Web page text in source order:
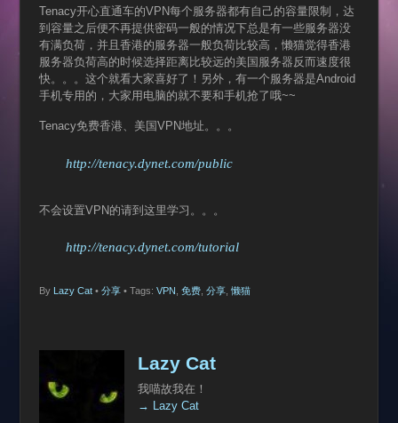
Tenacy开心直通车的VPN每个服务器都有自己的容量限制，达
到容量之后便不再提供密码一般的情况下总是有一些服务器没
有满负荷，并且香港的服务器一般负荷比较高，懒猫觉得香港
服务器负荷高的时候选择距离比较远的美国服务器反而速度很
快。。。这个就看大家喜好了！另外，有一个服务器是Android
手机专用的，大家用电脑的就不要和手机抢了哦~~
Tenacy免费香港、美国VPN地址。。。
http://tenacy.dynet.com/public
不会设置VPN的请到这里学习。。。
http://tenacy.dynet.com/tutorial
By Lazy Cat• 分享 • Tags: VPN, 免费, 分享, 懒猫
Lazy Cat
我喵故我在！
→ Lazy Cat